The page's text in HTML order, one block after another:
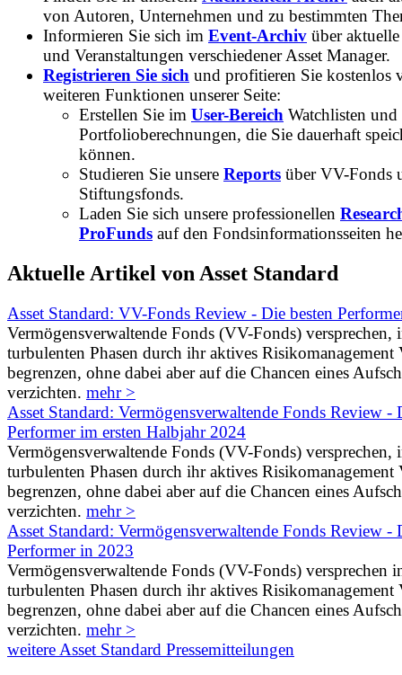
von Autoren, Unternehmen und zu bestimmten
Informieren Sie sich im Event-Archiv über
und Veranstaltungen verschiedener Asset Manager.
Registrieren Sie sich und profitieren Sie kostenlos
weiteren Funktionen unserer Seite:
Erstellen Sie im User-Bereich Watchlisten und
Portfolioberechnungen, die Sie dauerhaft
können.
Studieren Sie unsere Reports über VV-Fonds
Stiftungsfonds.
Laden Sie sich unsere professionellen
ProFunds auf den Fondsinformationsseiten
Aktuelle Artikel von Asset Standard
Asset Standard: VV-Fonds Review - Die besten
Vermögensverwaltende Fonds (VV-Fonds) versprechen,
turbulenten Phasen durch ihr aktives Risikomanagement
begrenzen, ohne dabei aber auf die Chancen eines
verzichten. mehr >
Asset Standard: Vermögensverwaltende Fonds Review -
Performer im ersten Halbjahr 2024
Vermögensverwaltende Fonds (VV-Fonds) versprechen,
turbulenten Phasen durch ihr aktives Risikomanagement
begrenzen, ohne dabei aber auf die Chancen eines
verzichten. mehr >
Asset Standard: Vermögensverwaltende Fonds Review -
Performer in 2023
Vermögensverwaltende Fonds (VV-Fonds) versprechen
turbulenten Phasen durch ihr aktives Risikomanagement
begrenzen, ohne dabei aber auf die Chancen eines
verzichten. mehr >
weitere Asset Standard Pressemitteilungen